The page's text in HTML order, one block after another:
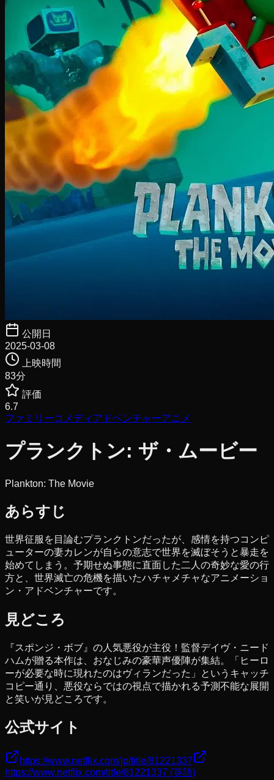
公開日
2025-03-08
上映時間
83分
評価
6.7
ファミリーコメディ アドベンチャーアニメ
プランクトン: ザ・ムービー
Plankton: The Movie
あらすじ
世界征服を目論むプランクトンだったが、感情を持つコンピ
ューターの妻カレンが自らの意志で世界を滅ぼそうと暴走を
始めてしまう。予期せぬ事態に直面した二人の奇妙な愛の行
方と、世界滅亡の危機を描いたハチャメチャなアニメーショ
ン・アドベンチャーです。
見どころ
『スポンジ・ボブ』の人気悪役が主役！監督デイヴ・ニード
ハムが贈る本作は、おなじみの豪華声優陣が集結。「ヒーロ
ーが必要な時に現れたのはヴィランだった」というキャッチ
コピー通り、悪役ならではの視点で描かれる予測不能な展開
と笑いが見どころです。
公式サイト
https://www.netflix.com/jp/title/81221337
https://www.netflix.com/title/81221337 (英語)